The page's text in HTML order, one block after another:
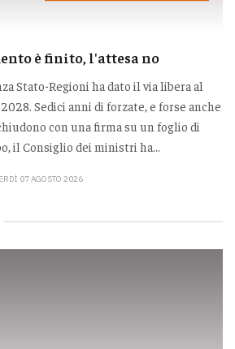
è finito, l'attesa no
Stato-Regioni ha dato il via libera al
Sedici anni di forzate, e forse anche
con una firma su un foglio di
il Consiglio dei ministri ha...
07 AGOSTO 2026